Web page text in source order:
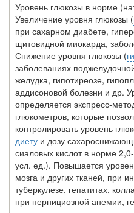
Уровень глюкозы в норме
Увеличение уровня глюкозы (
при сахарном диабете,
щитовидной миокарда,
Снижение уровня глю­козы (
заболеваниях
желудка, гипотиреозе,
аддисоновой болезни и др.
определяется экспресс-
глюкометров, которые
контролировать уровень
диету и дозу
сиаловых кислот в норме
усл. ед.). Повышается
мозга и других тканей, при
туберкулезе, гепатитах,
при пернициозной анемии,